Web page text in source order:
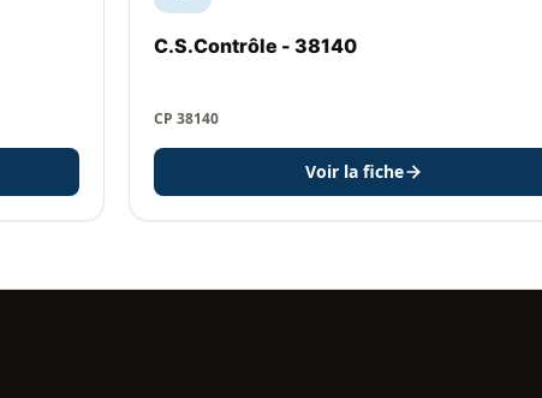
C.S.Contrôle - 38140
CP 38140
Voir la fiche